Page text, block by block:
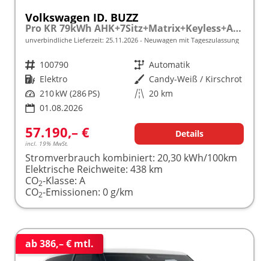
Volkswagen ID. BUZZ
Pro KR 79kWh AHK+7Sitz+Matrix+Keyless+ACC+Kamera+eHeck+WäPu+SideAssist
unverbindliche Lieferzeit: 25.11.2026 Neuwagen mit Tageszulassung
Fahrzeugnr. 100790 Getriebe Automatik
Kraftstoff Elektro Außenfarbe Candy-Weiß / Kirschrot
Leistung 210 kW (286 PS) Kilometerstand 20 km
01.08.2026
57.190,– €
incl. 19% MwSt.
Details
Stromverbrauch kombiniert: 20,30 kWh/100km
Elektrische Reichweite: 438 km
CO2-Klasse: A
CO2-Emissionen: 0 g/km
ab 386,– € mtl.